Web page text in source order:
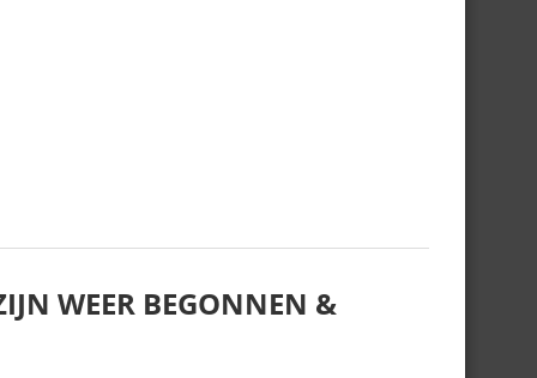
WEER BEGONNEN &